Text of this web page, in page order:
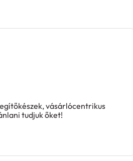
vásárlócentrikus
tudjuk őket!